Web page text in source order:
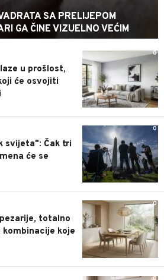
SA PRELIJEPOM
GA ČINE VIZUELNO VEĆIM
0
u prošlost,
će osvojiti
0
svijeta": Čak tri
će se
0
totalno
kombinacije koje